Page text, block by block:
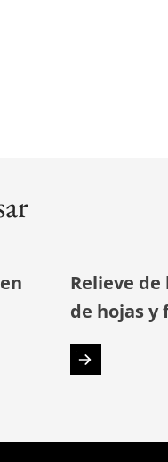
Relieve
de hojas y